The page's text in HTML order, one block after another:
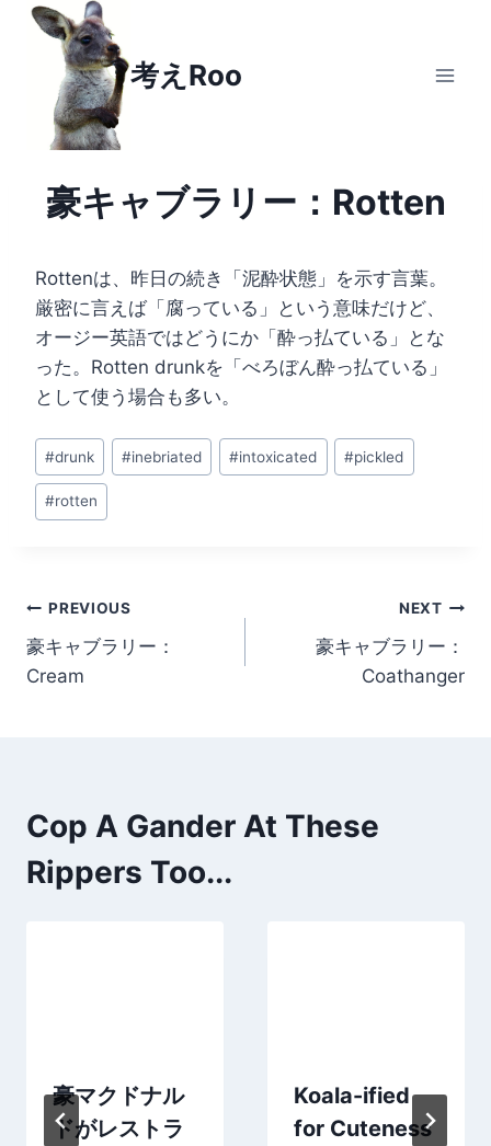
Skip
content
考えRoo
豪キャブラリー：Rotten
Rottenは、昨日の続き「泥酔状態」を示す言葉。
厳密に言えば「腐っている」という意味だけど、
オージー英語ではどうにか「酔っ払ている」とな
った。Rotten drunkを「べろぼん酔っ払ている」
として使う場合も多い。
Post
Tags:
#drunk #inebriated #intoxicated #pickled
#rotten
Post
navigation
PREVIOUS
豪キャブラリー：
Cream
NEXT
豪キャブラリー：
Coathanger
Cop A Gander At These
Rippers Too...
豪マクドナル
ドがレストラ
Koala-ified
for Cuteness